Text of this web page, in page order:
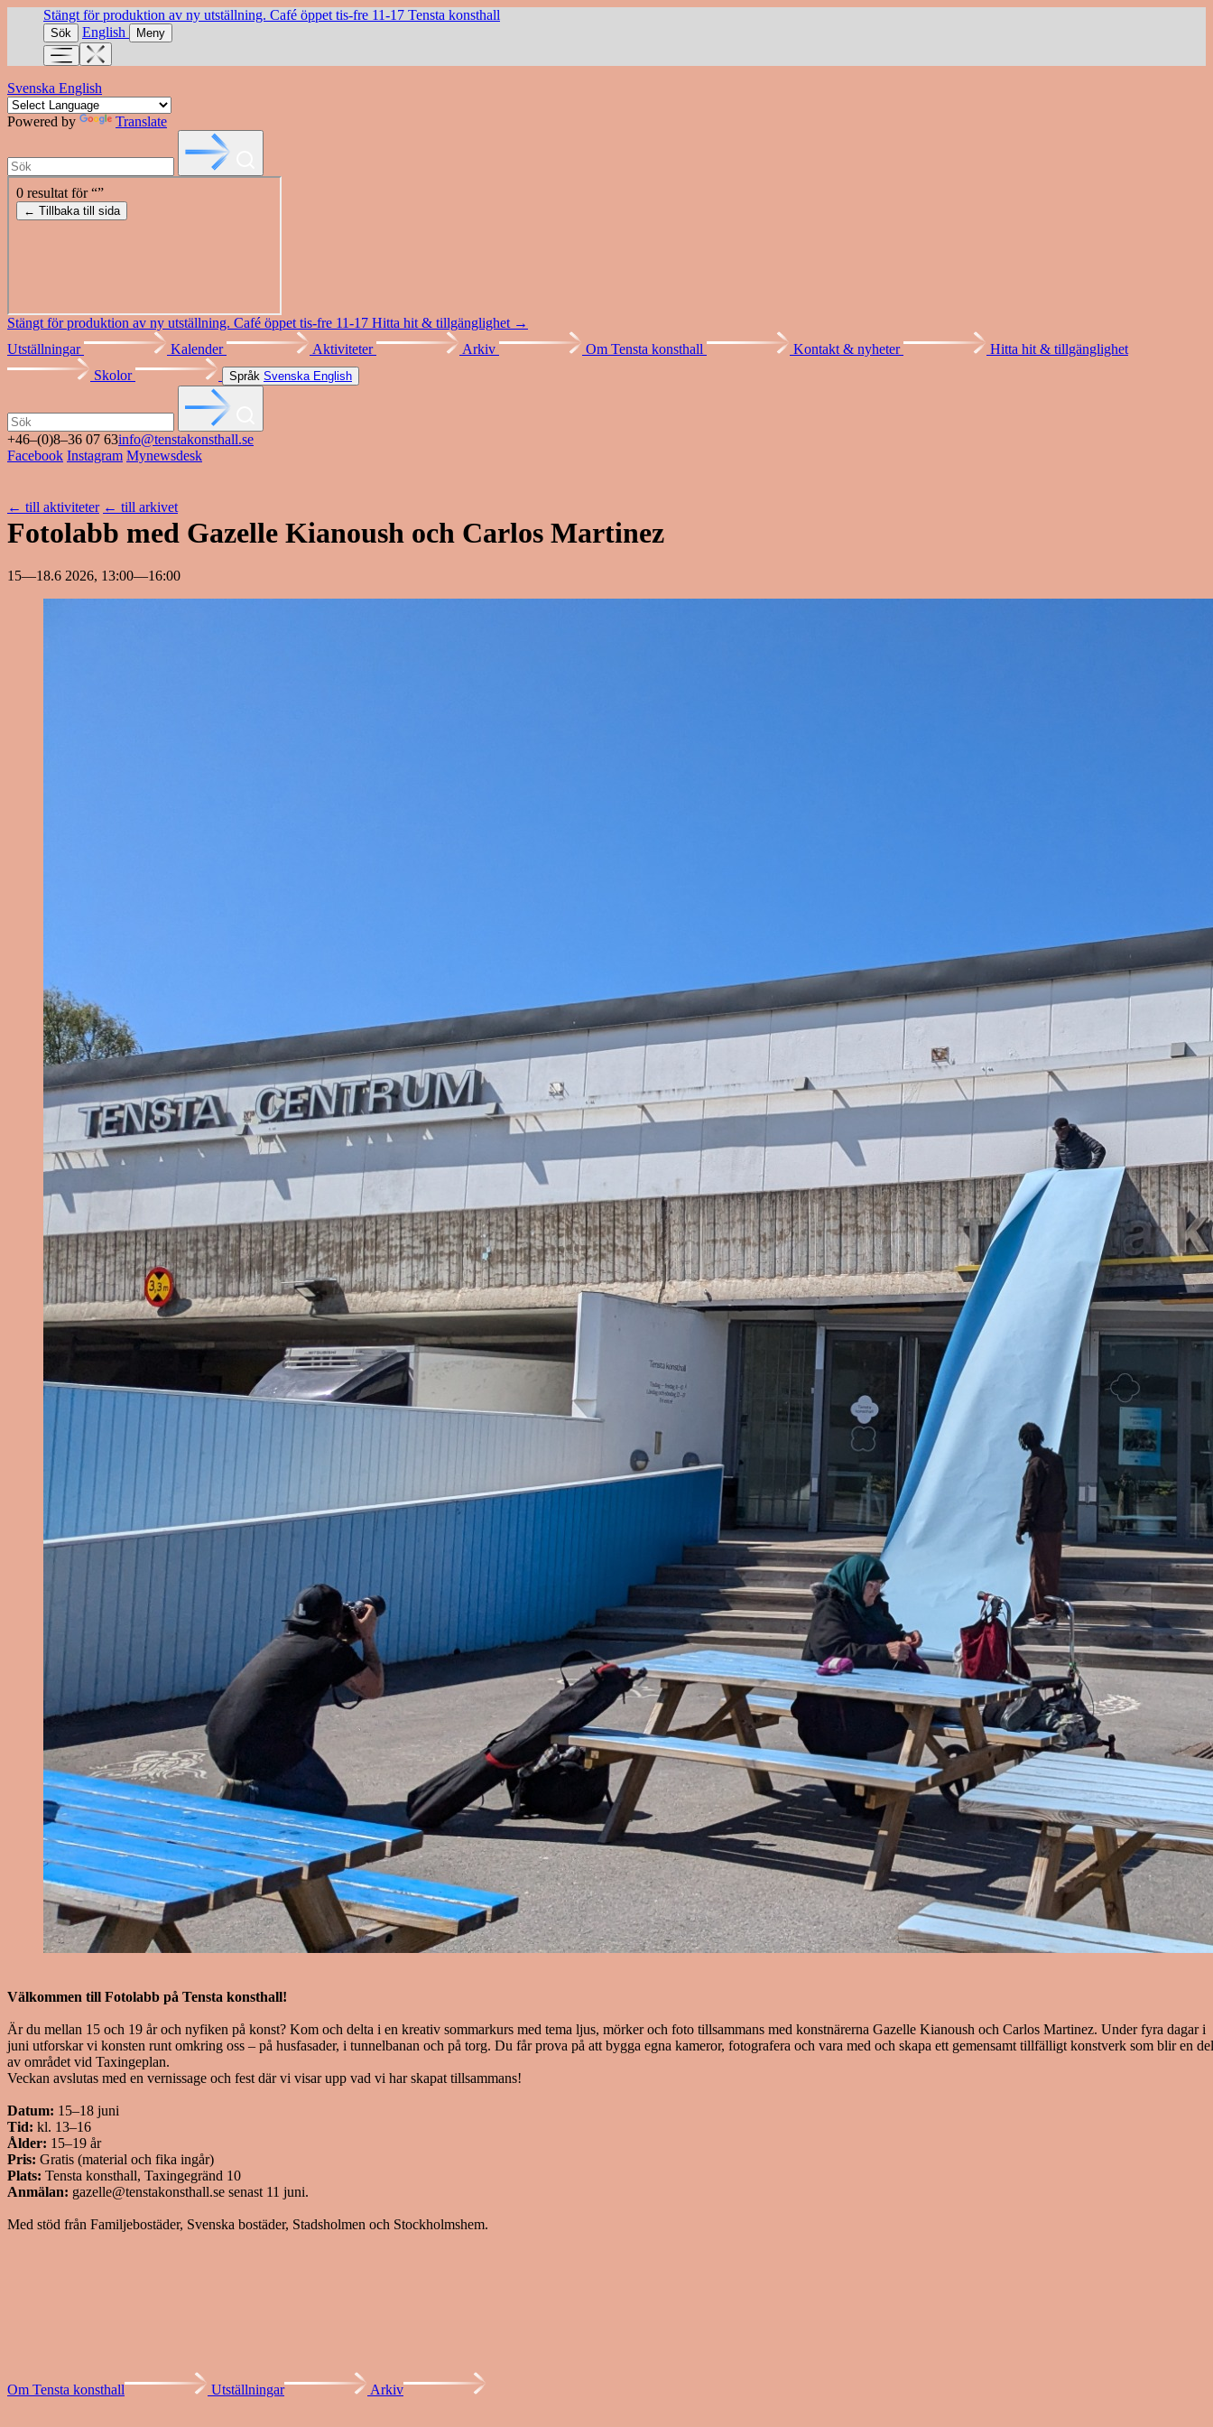
Stängt för produktion av ny utställning. Café öppet tis-fre 11-17 Tensta konsthall
Sök English Meny
Svenska English
Powered by Translate
Stängt för produktion av ny utställning. Café öppet tis-fre 11-17 Hitta hit & tillgänglighet →
Utställningar
Kalender Aktiviteter Arkiv Om Tensta konsthall Kontakt & nyheter
Hitta hit & tillgänglighet
Skolor
Språk Svenska English
+46–(0)8–36 07 63info@tenstakonsthall.se
Facebook Instagram Mynewsdesk
← till aktiviteter ← till arkivet
Fotolabb med Gazelle Kianoush och Carlos Martinez
15—18.6 2026, 13:00—16:00
Välkommen till Fotolabb på Tensta konsthall!
Är du mellan 15 och 19 år och nyfiken på konst? Kom och delta i en kreativ sommarkurs med tema ljus, mörker och foto tillsammans med konstnärerna Gazelle Kianoush och Carlos Martinez. Under fyra dagar i
juni utforskar vi konsten runt omkring oss – på husfasader, i tunnelbanan och på torg. Du får prova på att bygga egna kameror, fotografera och vara med och skapa ett gemensamt tillfälligt konstverk som blir en del
av området vid Taxingeplan.
Veckan avslutas med en vernissage och fest där vi visar upp vad vi har skapat tillsammans!
Datum: 15–18 juni
Tid: kl. 13–16
Ålder: 15–19 år
Pris: Gratis (material och fika ingår)
Plats: Tensta konsthall, Taxingegränd 10
Anmälan: gazelle@tenstakonsthall.se senast 11 juni.
Med stöd från Familjebostäder, Svenska bostäder, Stadsholmen och Stockholmshem.
Om Tensta konsthall Utställningar Arkiv